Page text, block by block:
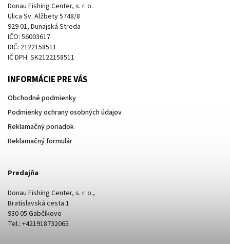
Donau Fishing Center, s. r. o.
Ulica Sv. Alžbety 5748/8
929 01, Dunajská Streda
IČO: 56003617
DIČ: 2122158511
IČ DPH: SK2122158511
INFORMÁCIE PRE VÁS
Obchodné podmienky
Podmienky ochrany osobných údajov
Reklamačný poriadok
Reklamačný formulár
Predajňa
Donau Fishing Center, s. r. o.,
Bratislavská cesta 1
930 05 Gabčíkovo
Tel.: +421918732065